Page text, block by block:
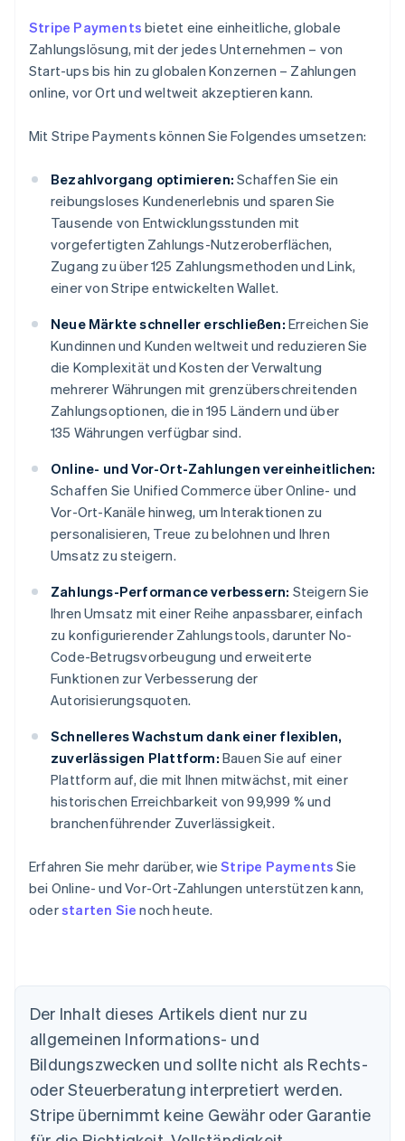
Stripe Payments bietet eine einheitliche, globale
Zahlungslösung, mit der jedes Unternehmen – von
Start-ups bis hin zu globalen Konzernen – Zahlungen
online, vor Ort und weltweit akzeptieren kann.
Mit Stripe Payments können Sie Folgendes umsetzen:
Bezahlvorgang optimieren: Schaffen Sie ein
reibungsloses Kundenerlebnis und sparen Sie
Tausende von Entwicklungsstunden mit
vorgefertigten Zahlungs-Nutzeroberflächen,
Zugang zu über 125 Zahlungsmethoden und Link,
einer von Stripe entwickelten Wallet.
Neue Märkte schneller erschließen: Erreichen Sie
Kundinnen und Kunden weltweit und reduzieren Sie
die Komplexität und Kosten der Verwaltung
mehrerer Währungen mit grenzüberschreitenden
Zahlungsoptionen, die in 195 Ländern und über
135 Währungen verfügbar sind.
Online- und Vor-Ort-Zahlungen vereinheitlichen:
Schaffen Sie Unified Commerce über Online- und
Vor-Ort-Kanäle hinweg, um Interaktionen zu
personalisieren, Treue zu belohnen und Ihren
Umsatz zu steigern.
Zahlungs-Performance verbessern: Steigern Sie
Ihren Umsatz mit einer Reihe anpassbarer, einfach
zu konfigurierender Zahlungstools, darunter No-
Code-Betrugsvorbeugung und erweiterte
Funktionen zur Verbesserung der
Autorisierungsquoten.
Schnelleres Wachstum dank einer flexiblen,
zuverlässigen Plattform: Bauen Sie auf einer
Plattform auf, die mit Ihnen mitwächst, mit einer
historischen Erreichbarkeit von 99,999 % und
branchenführender Zuverlässigkeit.
Erfahren Sie mehr darüber, wieStripe Payments Sie
bei Online- und Vor-Ort-Zahlungen unterstützen kann,
oderstarten Sie noch heute.
Der Inhalt dieses Artikels dient nur zu
allgemeinen Informations- und
Bildungszwecken und sollte nicht als Rechts-
oder Steuerberatung interpretiert werden.
Stripe übernimmt keine Gewähr oder Garantie
Australien
English
Nederlands FrançaisDeutschEnglish